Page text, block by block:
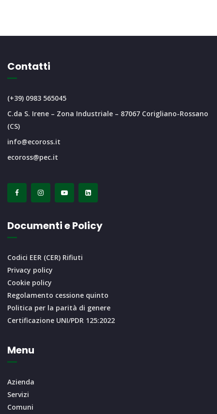
Contatti
(+39) 0983 565045
C.da S. Irene – Zona Industriale – 87067 Corigliano-Rossano
(CS)
info@ecoross.it
ecoross@pec.it
Documenti e Policy
Codici EER (CER) Rifiuti
Privacy policy
Cookie policy
Regolamento cessione quinto
Politica per la parità di genere
Certificazione UNI/PDR 125:2022
Menu
Azienda
Servizi
Comuni